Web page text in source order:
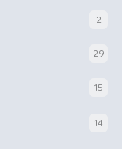
2
29
15
14